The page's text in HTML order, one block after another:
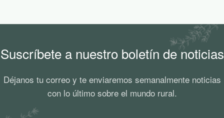
Suscríbete a nuestro boletín de noticias
Déjanos tu correo y te enviaremos semanalmente noticias
con lo último sobre el mundo rural.